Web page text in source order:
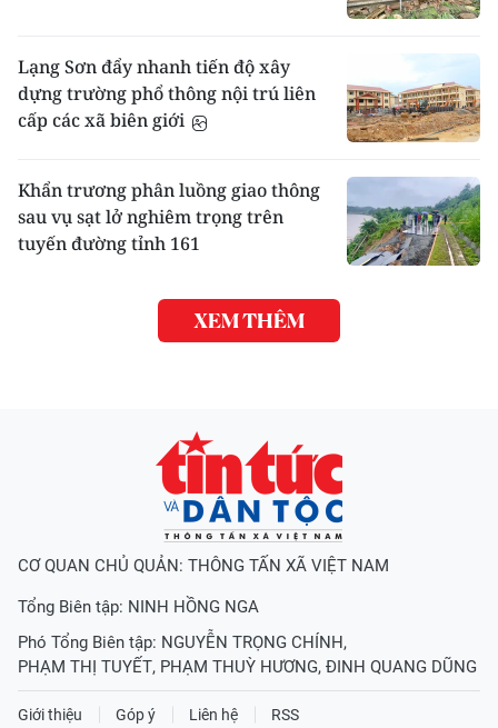
Lạng Sơn đẩy nhanh tiến độ xây
dựng trường phổ thông nội trú liên
cấp các xã biên giới
Khẩn trương phân luồng giao thông
sau vụ sạt lở nghiêm trọng trên
tuyến đường tỉnh 161
XEM THÊM
CƠ QUAN CHỦ QUẢN: THÔNG TẤN XÃ VIỆT NAM
Tổng Biên tập: NINH HỒNG NGA
Phó Tổng Biên tập: NGUYỄN TRỌNG CHÍNH,
PHẠM THỊ TUYẾT, PHẠM THUỲ HƯƠNG, ĐINH QUANG DŨNG
Giới thiệu Góp ý Liên hệ RSS